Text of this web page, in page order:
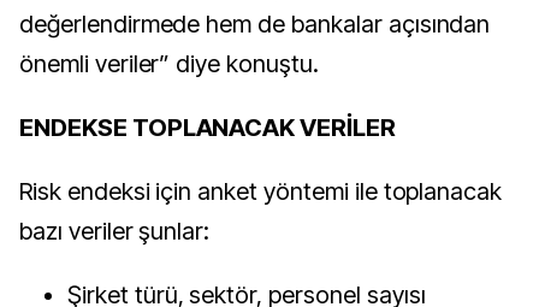
değerlendirmede hem de bankalar açısından
önemli veriler” diye konuştu.
ENDEKSE TOPLANACAK VERİLER
Risk endeksi için anket yöntemi ile toplanacak
bazı veriler şunlar:
Şirket türü, sektör, personel sayısı